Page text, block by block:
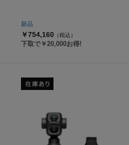
新品
￥754,160 （税込）
下取で￥20,000お得!